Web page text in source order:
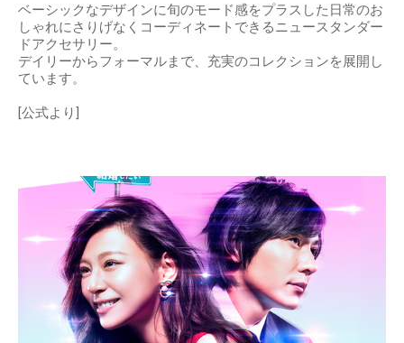
ベーシックなデザインに旬のモード感をプラスした日常のお
しゃれにさりげなくコーディネートできるニュースタンダー
ドアクセサリー。
デイリーからフォーマルまで、充実のコレクションを展開し
ています。
[公式より]